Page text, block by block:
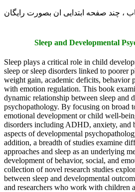
، چند صفحه ابتدایی ان بصورت رایگان
Sleep plays a critical role in child
sleep or sleep disorders linked to poorer
weight gain, academic deficits, behavior
with emotion regulation. This book
dynamic relationship between sleep and
psychopathology. By focusing on broad
emotional development or child well-
disorders including ADHD, anxiety, and
aspects of developmental
addition, a breadth of studies examine
approaches and sleep as an underlying
development of behavior, social, and
collection of novel research studies
between sleep and developmental
and researchers who work with children